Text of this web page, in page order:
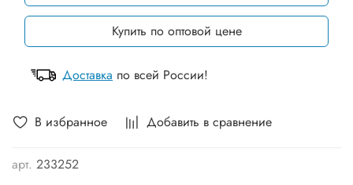
В избранное Добавить в сравнение
арт. 233252
Купить по оптовой цене
Доставка по всей России!